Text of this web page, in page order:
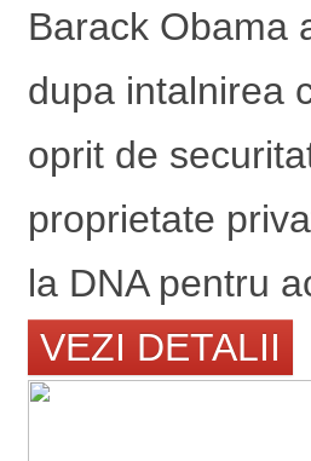
Barack Obama
dupa intalnirea
oprit de
proprietate
la DNA pentru
VEZI DETALII